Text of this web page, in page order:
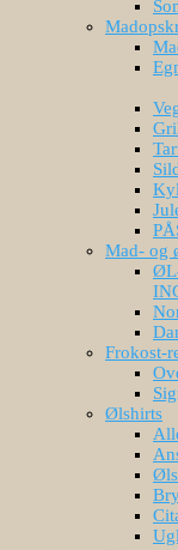
Mad- og
Frokost-
Ølshirts